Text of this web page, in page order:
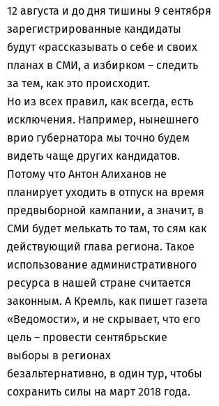
12 августа и до дня тишины 9 сентября
зарегистрированные кандидаты
будут «рассказывать о себе и своих
планах в СМИ, а избирком – следить
за тем, как это происходит.
Но из всех правил, как всегда, есть
исключения. Например, нынешнего
врио губернатора мы точно будем
видеть чаще других кандидатов.
Потому что Антон Алиханов не
планирует уходить в отпуск на время
предвыборной кампании, а значит, в
СМИ будет мелькать то там, то сям как
действующий глава региона. Такое
использование административного
ресурса в нашей стране считается
законным. А Кремль, как пишет газета
«Ведомости», и не скрывает, что его
цель – провести сентябрьские
выборы в регионах
безальтернативно, в один тур, чтобы
сохранить силы на март 2018 года.